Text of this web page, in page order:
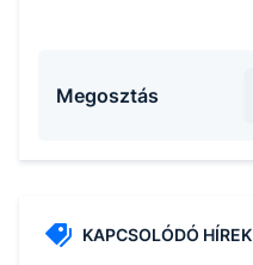
Megosztás
KAPCSOLÓDÓ HÍREK